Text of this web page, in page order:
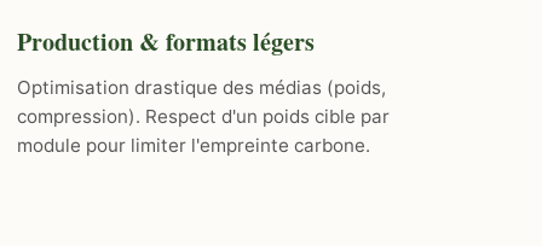
Production & formats légers
Optimisation drastique des médias (poids,
compression). Respect d'un poids cible par
module pour limiter l'empreinte carbone.